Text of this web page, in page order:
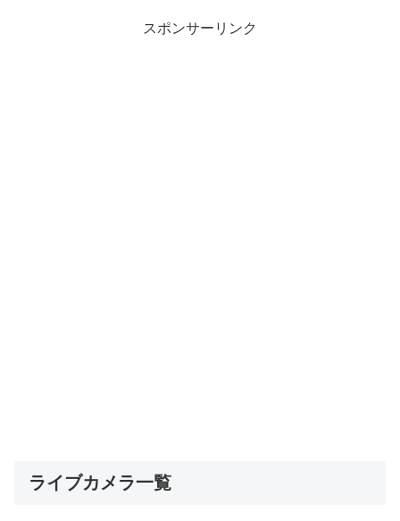
スポンサーリンク
ライブカメラ一覧